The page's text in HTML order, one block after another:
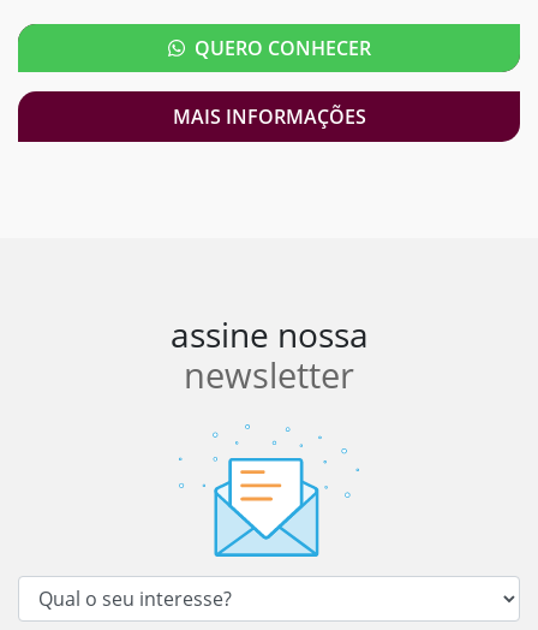
QUERO CONHECER
MAIS INFORMAÇÕES
assine nossa
newsletter